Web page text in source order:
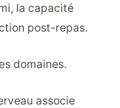
la capacité
post-repas.
domaines.
associe